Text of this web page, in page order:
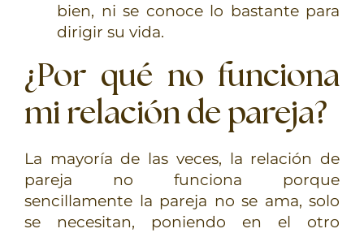
bien, ni se conoce lo bastante para
dirigir su vida.
¿Por qué no funciona
mi relación de pareja?
La mayoría de las veces, la relación de
pareja no funciona porque
sencillamente la pareja no se ama, solo
se necesitan, poniendo en el otro